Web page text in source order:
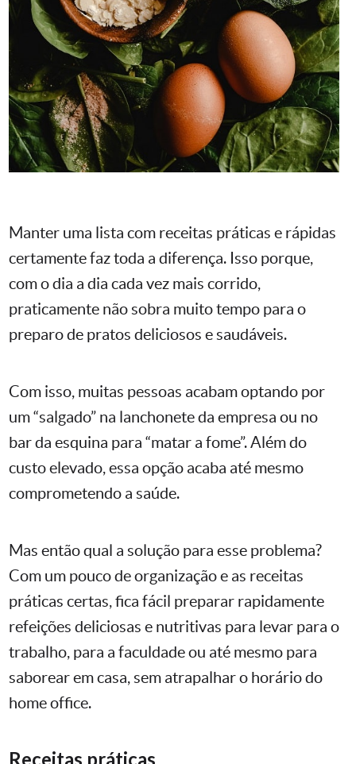
Manter uma lista com receitas práticas e rápidas
certamente faz toda a diferença. Isso porque,
com o dia a dia cada vez mais corrido,
praticamente não sobra muito tempo para o
preparo de pratos deliciosos e saudáveis.
Com isso, muitas pessoas acabam optando por
um “salgado” na lanchonete da empresa ou no
bar da esquina para “matar a fome”. Além do
custo elevado, essa opção acaba até mesmo
comprometendo a saúde.
Mas então qual a solução para esse problema?
Com um pouco de organização e as receitas
práticas certas, fica fácil preparar rapidamente
refeições deliciosas e nutritivas para levar para o
trabalho, para a faculdade ou até mesmo para
saborear em casa, sem atrapalhar o horário do
home office.
Receitas práticas